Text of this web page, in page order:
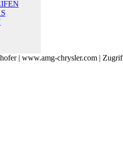
| www.amg-chrysler.com |